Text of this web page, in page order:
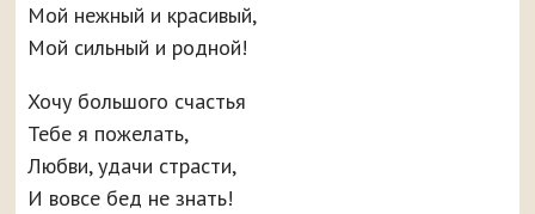
Мой нежный и красивый,
Мой сильный и родной!
Хочу большого счастья
Тебе я пожелать,
Любви, удачи страсти,
И вовсе бед не знать!